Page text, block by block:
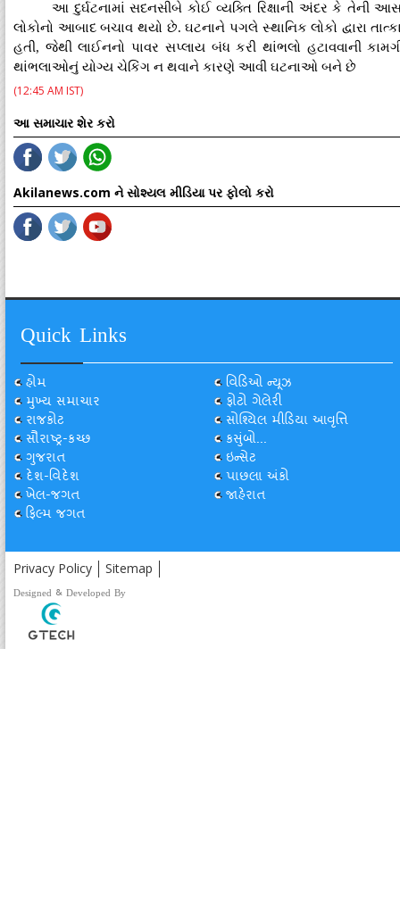
આ દુર્ઘટનામાં સદનસીબે કોઈ વ્યક્તિ રિક્ષાની અંદર કે તેની
લોકોનો આબાદ બચાવ થયો છે. ઘટનાને પગલે સ્થાનિક લોકો દ્વારા
હતી, જેથી લાઈનનો પાવર સપ્લાય બંધ કરી થાંભલો હટાવવાની
થાંભલાઓનું યોગ્ય ચેકિંગ ન થવાને કારણે આવી ઘટનાઓ બને છે
(12:45 AM IST)
આ સમાચાર શેર કરો
Akilanews.com ને સોશ્યલ મીડિયા પર ફોલો કરો
Quick Links
હોમ
મુખ્ય સમાચાર
રાજકોટ
સૌરાષ્ટ્ર-કચ્છ
ગુજરાત
દેશ-વિદેશ
ખેલ-જગત
ફિલ્મ જગત
વિડિઓ ન્યૂઝ
ફોટો ગેલેરી
સોશ્યિલ મીડિયા આવૃત્તિ
કસુંબો...
ઇન્સેટ
પાછલા અંકો
જાહેરાત
Privacy Policy Sitemap
Designed & Developed By